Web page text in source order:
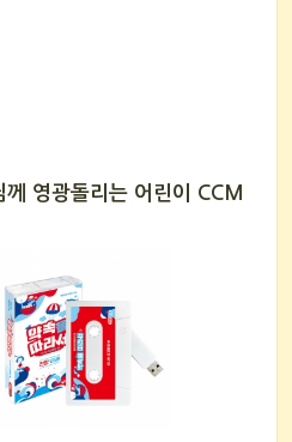
영광돌리는 어린이 CCM